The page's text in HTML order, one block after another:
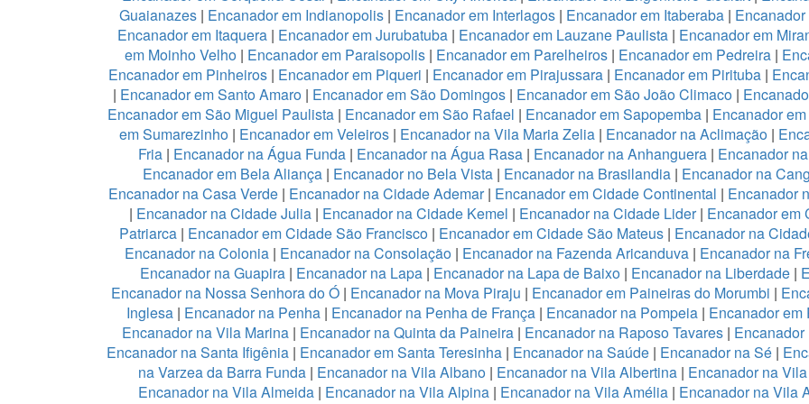
Guaianazes | Encanador em Indianopolis | Encanador em Interlagos | Encanador em Itaberaba |
Encanador em Itaquera| Encanador em Jurubatuba| Encanador em Lauzane Paulista | Encanador em
em Moinho Velho | Encanador em Paraisopolis| Encanador em Parelheiros| Encanador em Pedreira|
Encanador em Pinheiros | Encanador em Piqueri | Encanador em Pirajussara | Encanador em Pirituba |
| Encanador em Santo Amaro| Encanador em São Domingos| Encanador em São João Climaco|
Encanador em São Miguel Paulista | Encanador em São Rafael | Encanador em Sapopemba | Encanador
em Sumarezinho| Encanador em Veleiros| Encanador na Vila Maria Zelia| Encanador na Aclimação|
Fria| Encanador na Água Funda| Encanador na Água Rasa | Encanador na Anhanguera| Encanador
Encanador em Bela Aliança | Encanador no Bela Vista| Encanador na Brasilandia| Encanador na
Encanador na Casa Verde| Encanador na Cidade Ademar| Encanador em Cidade Continental | Encanador
| Encanador na Cidade Julia | Encanador na Cidade Kemel | Encanador na Cidade Lider| Encanador em
Patriarca| Encanador em Cidade São Francisco | Encanador em Cidade São Mateus| Encanador na
Encanador na Colonia | Encanador na Consolação | Encanador na Fazenda Aricanduva | Encanador na
Encanador na Guapira | Encanador na Lapa | Encanador na Lapa de Baixo | Encanador na Liberdade |
Encanador na Nossa Senhora do Ó| Encanador na Mova Piraju | Encanador em Paineiras do Morumbi |
Inglesa | Encanador na Penha| Encanador na Penha de França | Encanador na Pompeia| Encanador em
Encanador na Vila Marina| Encanador na Quinta da Paineira| Encanador na Raposo Tavares|
Encanador na Santa Ifigênia | Encanador em Santa Teresinha| Encanador na Saúde| Encanador na Sé|
na Varzea da Barra Funda | Encanador na Vila Albano | Encanador na Vila Albertina | Encanador na
Encanador na Vila Almeida | Encanador na Vila Alpina | Encanador na Vila Amélia | Encanador na Vila